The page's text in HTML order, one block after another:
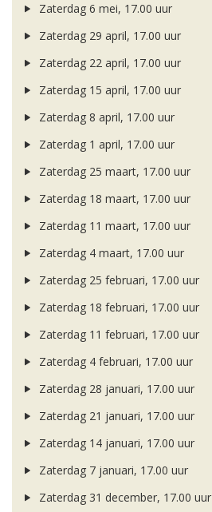
Zaterdag 6 mei, 17.00 uur
Zaterdag 29 april, 17.00 uur
Zaterdag 22 april, 17.00 uur
Zaterdag 15 april, 17.00 uur
Zaterdag 8 april, 17.00 uur
Zaterdag 1 april, 17.00 uur
Zaterdag 25 maart, 17.00 uur
Zaterdag 18 maart, 17.00 uur
Zaterdag 11 maart, 17.00 uur
Zaterdag 4 maart, 17.00 uur
Zaterdag 25 februari, 17.00 uur
Zaterdag 18 februari, 17.00 uur
Zaterdag 11 februari, 17.00 uur
Zaterdag 4 februari, 17.00 uur
Zaterdag 28 januari, 17.00 uur
Zaterdag 21 januari, 17.00 uur
Zaterdag 14 januari, 17.00 uur
Zaterdag 7 januari, 17.00 uur
Zaterdag 31 december, 17.00 uur